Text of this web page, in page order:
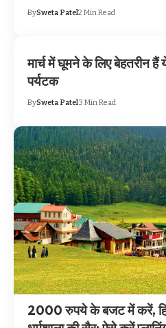
BySweta Patel2 Min Read
मार्च में घूमने के लिए
पर्यटक
BySweta Patel 3 Min Read
2000 रुपये के बजट में करें,